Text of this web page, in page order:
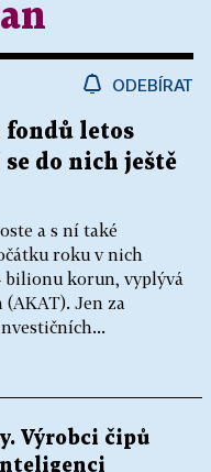
ODEBÍRAT
fondů letos
do nich ještě
a s ní také
roku v nich
bilionu korun, vyplývá
Jen za
Výrobci čipů